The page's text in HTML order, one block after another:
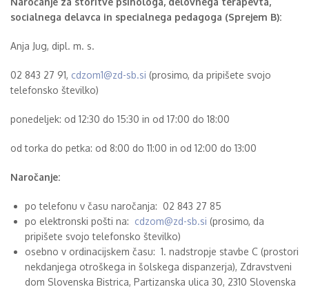
socialnega delavca in specialnega pedagoga (Sprejem B):
Anja Jug, dipl. m. s.
02 843 27 91, cdzom1@zd-sb.si (prosimo, da pripišete svojo
telefonsko številko)
ponedeljek: od 12:30 do 15:30 in od 17:00 do 18:00
od torka do petka: od 8:00 do 11:00 in od 12:00 do 13:00
Naročanje:
po telefonu v času naročanja: 02 843 27 85
po elektronski pošti na: cdzom@zd-sb.si (prosimo, da
pripišete svojo telefonsko številko)
osebno v ordinacijskem času: 1. nadstropje stavbe C (prostori
nekdanjega otroškega in šolskega dispanzerja), Zdravstveni
dom Slovenska Bistrica, Partizanska ulica 30, 2310 Slovenska